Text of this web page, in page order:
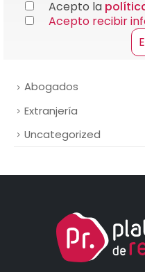
Acepto la
Acepto recibir
Abogados
Extranjería
Uncategorized